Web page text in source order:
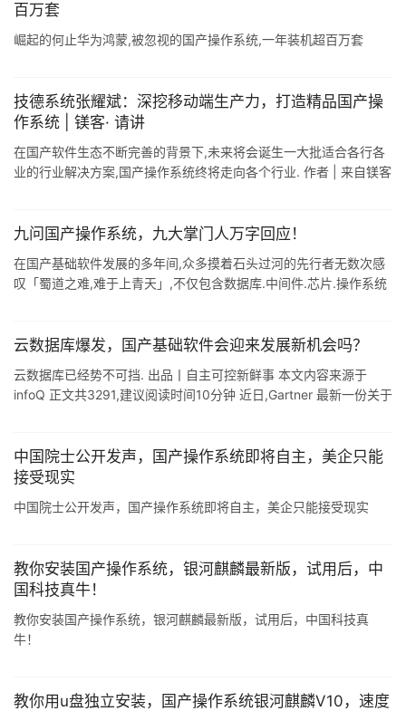
百万套
崛起的何止华为鸿蒙,被忽视的国产操作系统,一年装机超百万套
技德系统张耀斌：深挖移动端生产力，打造精品国产操
作系统 | 镁客· 请讲
在国产软件生态不断完善的背景下,未来将会诞生一大批适合各行各
业的行业解决方案,国产操作系统终将走向各个行业. 作者 | 来自镁客
九问国产操作系统，九大掌门人万字回应！
在国产基础软件发展的多年间,众多摸着石头过河的先行者无数次感
叹「蜀道之难,难于上青天」,不仅包含数据库.中间件.芯片.操作系统
云数据库爆发，国产基础软件会迎来发展新机会吗？
云数据库已经势不可挡. 出品丨自主可控新鲜事 本文内容来源于
infoQ 正文共3291,建议阅读时间10分钟 近日,Gartner 最新一份关于
中国院士公开发声，国产操作系统即将自主，美企只能
接受现实
中国院士公开发声，国产操作系统即将自主，美企只能接受现实
教你安装国产操作系统，银河麒麟最新版，试用后，中
国科技真牛！
教你安装国产操作系统，银河麒麟最新版，试用后，中国科技真
牛！
教你用u盘独立安装，国产操作系统银河麒麟V10，速度